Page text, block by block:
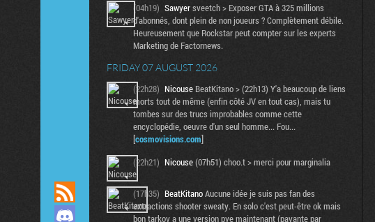
(04h19) Sawyersveetch > Exposer GTA à 325 millions
d'abonnés, dont plein de non joueurs ? Complètement débile.
Heureusement que Rockstar peut compter sur les experts
Marketing de Factornews.
FRIDAY 07 AUGUST 2026
(22h28) Nicouse BeatKitano > (22h13) Y'a beaucoup de liens
morts tout de même (enfin côté JV en tout cas), mais tu
tombes sur des trucs improbables comme cette
encyclopédie, oeuvre d'un seul homme... Fou...
[cosmovisions.com]
(22h21) Nicouse(07h51) choo.t > merci pour marginalia
(17h35) BeatKitanoAucune idée je suis pas fan des
extractions shooter sweaty. En solo c'est peut-être ok mais
bon tarkov a une version pve maintenant (payante par